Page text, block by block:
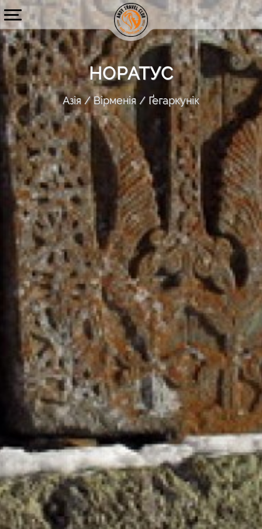
НОРАТУС
Азія Вірменія Ґегаркунік